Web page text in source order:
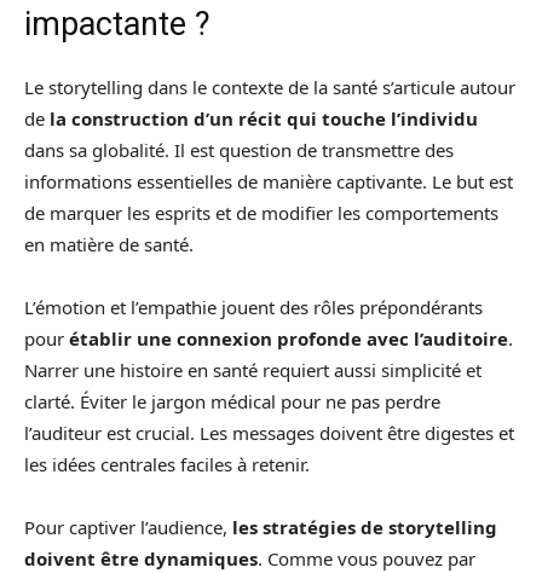
impactante ?
Le storytelling dans le contexte de la santé s’articule autour
de la construction d’un récit qui touche l’individu
dans sa globalité. Il est question de transmettre des
informations essentielles de manière captivante. Le but est
de marquer les esprits et de modifier les comportements
en matière de santé.
L’émotion et l’empathie jouent des rôles prépondérants
pour établir une connexion profonde avec l’auditoire.
Narrer une histoire en santé requiert aussi simplicité et
clarté. Éviter le jargon médical pour ne pas perdre
l’auditeur est crucial. Les messages doivent être digestes et
les idées centrales faciles à retenir.
Pour captiver l’audience, les stratégies de storytelling
doivent être dynamiques. Comme vous pouvez par